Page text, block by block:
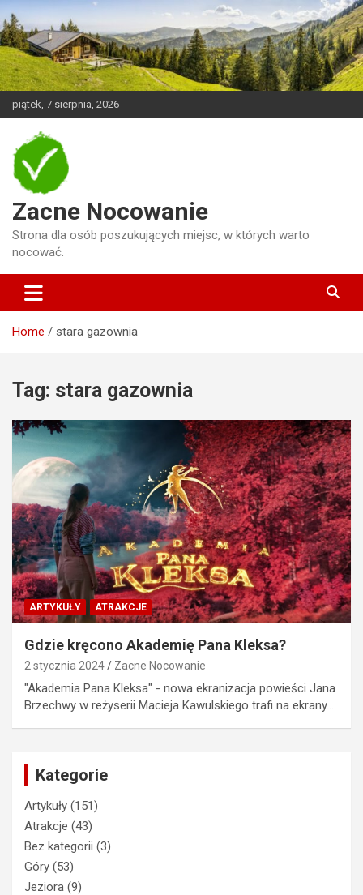
Skip
to
content
piątek, 7 sierpnia, 2026
Zacne Nocowanie
Strona dla osób poszukujących miejsc, w których warto
nocować.
Home stara gazownia
Tag: stara gazownia
ARTYKUŁY ATRAKCJE
Gdzie kręcono Akademię Pana Kleksa?
2 stycznia 2024 Zacne Nocowanie
"Akademia Pana Kleksa" - nowa ekranizacja powieści Jana
Brzechwy w reżyserii Macieja Kawulskiego trafi na ekrany…
Kategorie
Artykuły (151)
Atrakcje (43)
Bez kategorii (3)
Góry (53)
Jeziora (9)